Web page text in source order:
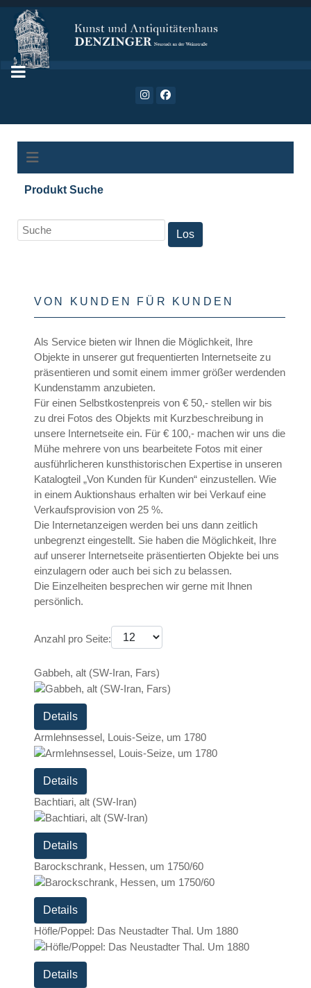
Produkt Suche
VON KUNDEN FÜR KUNDEN
Als Service bieten wir Ihnen die Möglichkeit, Ihre
Objekte in unserer gut frequentierten Internetseite zu
präsentieren und somit einem immer größer werdenden
Kundenstamm anzubieten.
Für einen Selbstkostenpreis von € 50,- stellen wir bis
zu drei Fotos des Objekts mit Kurzbeschreibung in
unsere Internetseite ein. Für € 100,- machen wir uns die
Mühe mehrere von uns bearbeitete Fotos mit einer
ausführlicheren kunsthistorischen Expertise in unseren
Katalogteil „Von Kunden für Kunden“ einzustellen. Wie
in einem Auktionshaus erhalten wir bei Verkauf eine
Verkaufsprovision von 25 %.
Die Internetanzeigen werden bei uns dann zeitlich
unbegrenzt eingestellt. Sie haben die Möglichkeit, Ihre
auf unserer Internetseite präsentierten Objekte bei uns
einzulagern oder auch bei sich zu belassen.
Die Einzelheiten besprechen wir gerne mit Ihnen
persönlich.
Anzahl pro Seite:
Gabbeh, alt (SW-Iran, Fars)
Details
Armlehnsessel, Louis-Seize, um 1780
Details
Bachtiari, alt (SW-Iran)
Details
Barockschrank, Hessen, um 1750/60
Details
Höfle/Poppel: Das Neustadter Thal. Um 1880
Details